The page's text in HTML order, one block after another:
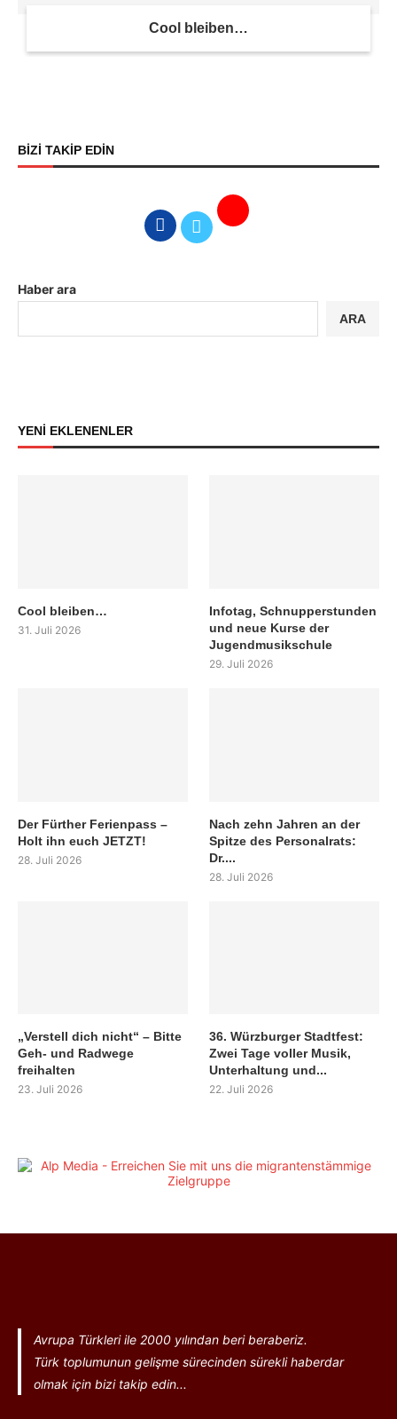
Cool bleiben…
BİZİ TAKİP EDİN
Haber ara
ARA
YENİ EKLENENLER
Cool bleiben…
31. Juli 2026
Infotag, Schnupperstunden
und neue Kurse der
Jugendmusikschule
29. Juli 2026
Der Fürther Ferienpass –
Holt ihn euch JETZT!
28. Juli 2026
Nach zehn Jahren an der
Spitze des Personalrats:
Dr....
28. Juli 2026
„Verstell dich nicht“ – Bitte
Geh- und Radwege
freihalten
23. Juli 2026
36. Würzburger Stadtfest:
Zwei Tage voller Musik,
Unterhaltung und...
22. Juli 2026
Avrupa Türkleri ile 2000 yılından beri beraberiz.
Türk toplumunun gelişme sürecinden sürekli haberdar
olmak için bizi takip edin...